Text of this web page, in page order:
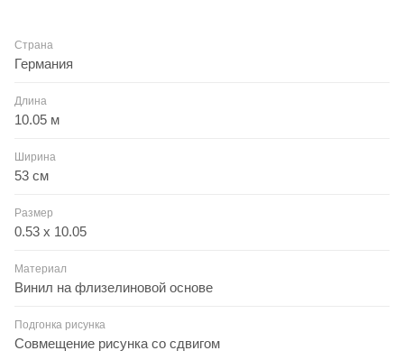
Страна
Германия
Длина
10.05 м
Ширина
53 см
Размер
0.53 x 10.05
Материал
Винил на флизелиновой основе
Подгонка рисунка
Совмещение рисунка со сдвигом